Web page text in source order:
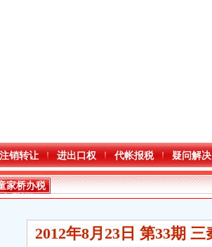
注销转让 进出口权 代帐报税 疑问解决
家桥办税
务登记证
2012年8月23日 第33期